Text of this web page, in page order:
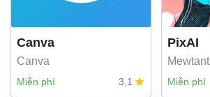
Canva
Canva
Miễn phí 3,1
PixAI
Mewtant
Miễn phí